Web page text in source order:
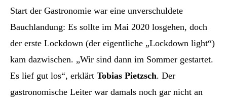
Start der Gastronomie war eine unverschuldete
Bauchlandung: Es sollte im Mai 2020 losgehen, doch
der erste Lockdown (der eigentliche „Lockdown light“)
kam dazwischen. „Wir sind dann im Sommer gestartet.
Es lief gut los“, erklärt Tobias Pietzsch. Der
gastronomische Leiter war damals noch gar nicht an